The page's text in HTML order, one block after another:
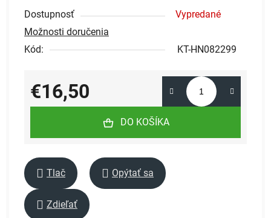
Dostupnosť
Vypredané
Možnosti doručenia
Kód:
KT-HN082299
€16,50
Jednotková cena:
DO KOŠÍKA
Tlač Opýtať sa
Zdieľať